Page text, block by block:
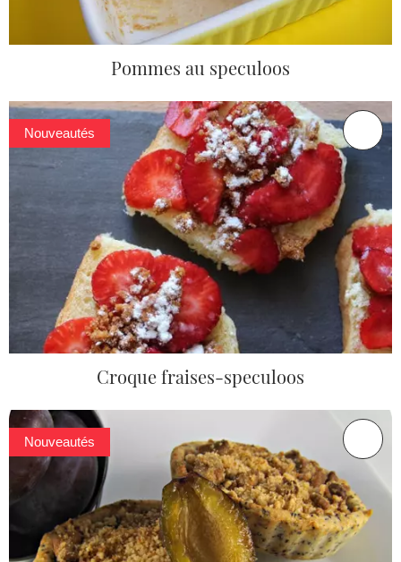
Pommes au speculoos
Nouveautés
Croque fraises-speculoos
Nouveautés